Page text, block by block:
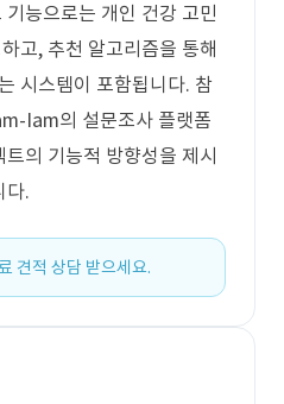
능으로는 개인 건강 고민
고, 추천 알고리즘을 통해
시스템이 포함됩니다. 참
Iam의 설문조사 플랫폼
의 기능적 방향성을 제시
다.
견적 상담 받으세요.